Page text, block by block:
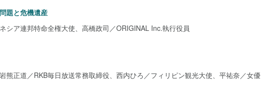
題と危機遺産
シア連邦特命全権大使、高橋政司／ORIGINAL Inc.執行役員
熊正道／RKB毎日放送常務取締役、西内ひろ／フィリピン観光大使、平祐奈／女優